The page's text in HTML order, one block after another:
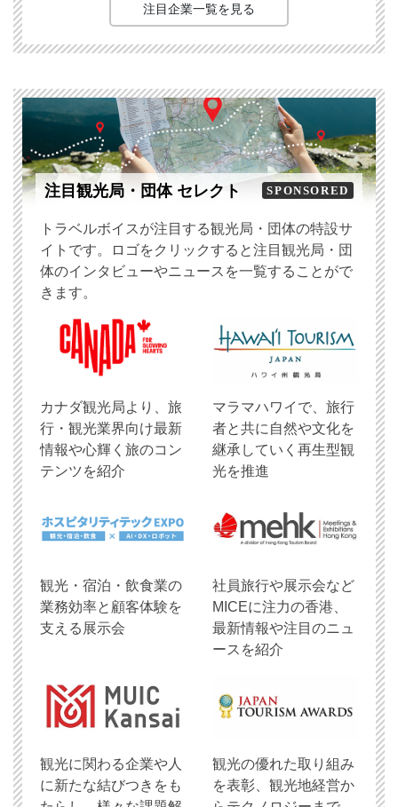
注目企業一覧を見る
注目観光局・団体 セレクト SPONSORED
トラベルボイスが注目する観光局・団体の特設サ
イトです。ロゴをクリックすると注目観光局・団
体のインタビューやニュースを一覧することがで
きます。
​カナダ観光局より、旅
行・観光業界向け最新
情報や心輝く旅のコン
テンツを紹介
マラマハワイで、旅行
者と共に自然や文化を
継承していく再生型観
光を推進
観光・宿泊・飲食業の
業務効率と顧客体験を
支える展示会
社員旅行や展示会など
MICEに注力の香港、
最新情報や注目のニュ
ースを紹介
観光に関わる企業や人
に新たな結びつきをも
観光の優れた取り組み
を表彰、観光地経営か